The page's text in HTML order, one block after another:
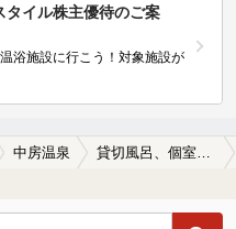
タイル株主優待のご案
浴施設に行こう！対象施設が
中房温泉 貸切風呂、個室風呂付きの中房温泉の温泉、日帰り温泉、スーパー銭湯おすすめ